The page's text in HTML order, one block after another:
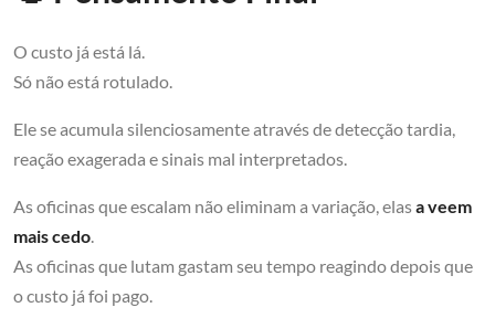
O custo já está lá.
Só não está rotulado.
Ele se acumula silenciosamente através de detecção tardia,
reação exagerada e sinais mal interpretados.
As oficinas que escalam não eliminam a variação, elasa veem
mais cedo.
As oficinas que lutam gastam seu tempo reagindo depois que
o custo já foi pago.